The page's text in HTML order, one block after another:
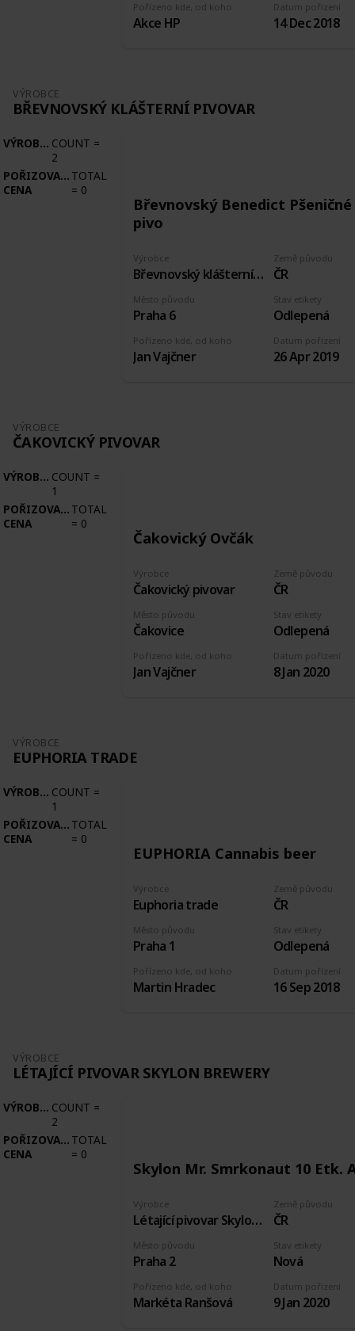
Pořízeno kde, od koho
Akce HP
Datum pořízení
14 Dec 2018
VÝROBCE
BŘEVNOVSKÝ KLÁŠTERNÍ PIVOVAR
VÝROBCE COUNT =
2
POŘIZOVACÍ
CENA
TOTAL
= 0
Břevnovský Benedict Pšeničné
pivo
Výrobce
Břevnovský klášterní pivovar
Země původu
ČR
Pořízeno kde, od koho
Jan Vajčner
Stav etikety
Odlepená
Datum pořízení
26 Apr 2019
Město původu
Praha 6
VÝROBCE
ČAKOVICKÝ PIVOVAR
VÝROBCE COUNT =
1
POŘIZOVACÍ
CENA
TOTAL
= 0
Čakovický Ovčák
Výrobce
Čakovický pivovar
Země původu
ČR
Pořízeno kde, od koho
Jan Vajčner
Stav etikety
Odlepená
Datum pořízení
8 Jan 2020
Město původu
Čakovice
VÝROBCE
EUPHORIA TRADE
VÝROBCE COUNT =
1
POŘIZOVACÍ
CENA
TOTAL
= 0
EUPHORIA Cannabis beer
Výrobce
Euphoria trade
Země původu
ČR
Pořízeno kde, od koho
Martin Hradec
Stav etikety
Odlepená
Datum pořízení
16 Sep 2018
Město původu
Praha 1
VÝROBCE
LÉTAJÍCÍ PIVOVAR SKYLON BREWERY
VÝROBCE COUNT =
2
POŘIZOVACÍ
CENA
TOTAL
= 0
Skylon Mr. Smrkonaut 10 Etk.
Výrobce
Létající pivovar Skylon brewery
Země původu
ČR
Pořízeno kde, od koho
Markéta Ranšová
Stav etikety
Nová
Datum pořízení
9 Jan 2020
Město původu
Praha 2